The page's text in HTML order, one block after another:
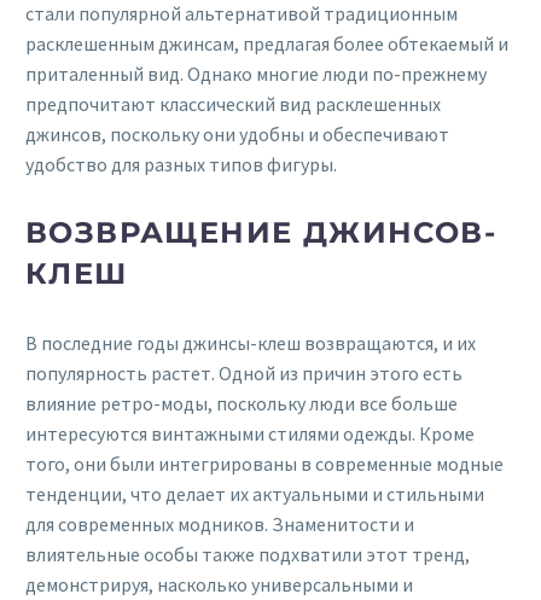
стали популярной альтернативой традиционным
расклешенным джинсам, предлагая более обтекаемый и
приталенный вид. Однако многие люди по-прежнему
предпочитают классический вид расклешенных
джинсов, поскольку они удобны и обеспечивают
удобство для разных типов фигуры.
ВОЗВРАЩЕНИЕ ДЖИНСОВ-
КЛЕШ
В последние годы джинсы-клеш возвращаются, и их
популярность растет. Одной из причин этого есть
влияние ретро-моды, поскольку люди все больше
интересуются винтажными стилями одежды. Кроме
того, они были интегрированы в современные модные
тенденции, что делает их актуальными и стильными
для современных модников. Знаменитости и
влиятельные особы также подхватили этот тренд,
демонстрируя, насколько универсальными и